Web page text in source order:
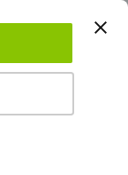
CONTATTACI